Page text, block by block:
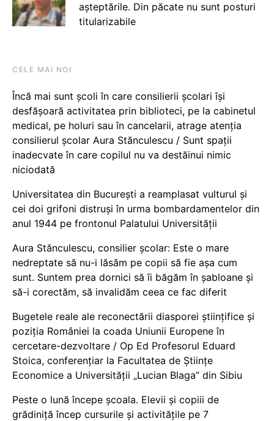
așteptările. Din păcate nu sunt posturi
titularizabile
CELE MAI NOI
Încă mai sunt școli în care consilierii școlari își
desfășoară activitatea prin biblioteci, pe la cabinetul
medical, pe holuri sau în cancelarii, atrage atenția
consilierul școlar Aura Stănculescu / Sunt spații
inadecvate în care copilul nu va destăinui nimic
niciodată
Universitatea din București a reamplasat vulturul și
cei doi grifoni distruși în urma bombardamentelor din
anul 1944 pe frontonul Palatului Universității
Aura Stănculescu, consilier școlar: Este o mare
nedreptate să nu-i lăsăm pe copii să fie așa cum
sunt. Suntem prea dornici să îi băgăm în șabloane și
să-i corectăm, să invalidăm ceea ce fac diferit
Bugetele reale ale reconectării diasporei științifice și
poziția României la coada Uniunii Europene în
cercetare-dezvoltare / Op Ed Profesorul Eduard
Stoica, conferențiar la Facultatea de Științe
Economice a Universității „Lucian Blaga” din Sibiu
Peste o lună începe școala. Elevii și copiii de
grădiniță încep cursurile și activitățile pe 7